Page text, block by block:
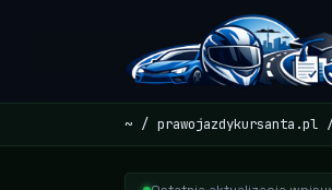
~ prawojazdykursanta.pl